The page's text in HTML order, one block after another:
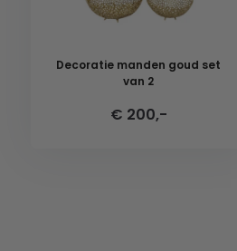
Decoratie manden goud set
van 2
€ 200,-